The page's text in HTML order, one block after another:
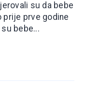
su da bebe
prije prve godine
bebe...